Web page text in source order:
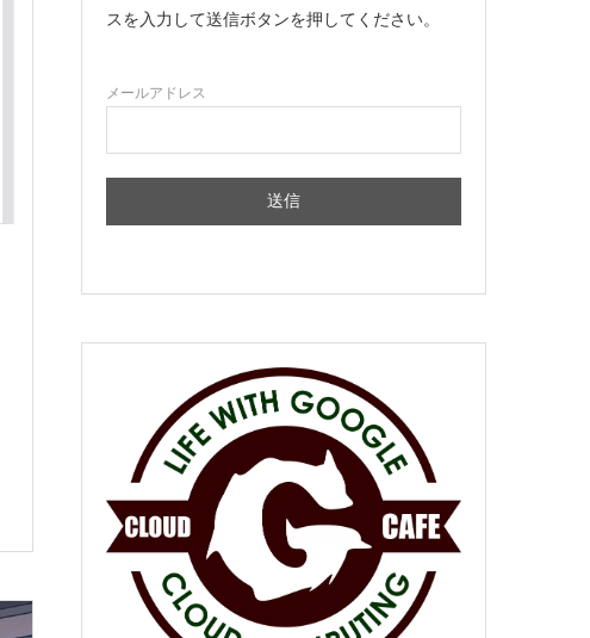
スを入力して送信ボタンを押してください。
メールアドレス